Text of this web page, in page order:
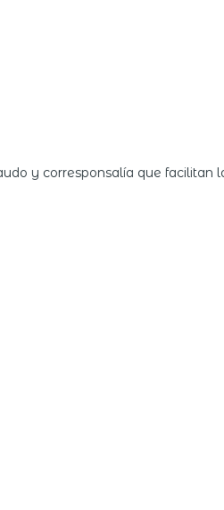
y corresponsalía que facilitan